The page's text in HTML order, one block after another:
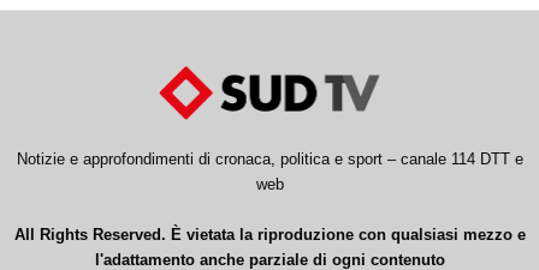
Notizie e approfondimenti di cronaca, politica e sport – canale 114 DTT e
web
All Rights Reserved. È vietata la riproduzione con qualsiasi mezzo e
l'adattamento anche parziale di ogni contenuto